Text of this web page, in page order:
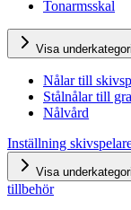
Tonarmsskal
Visa
Nålar till
Stålnålar till
Nålvård
Inställning
Visa
tillbehör